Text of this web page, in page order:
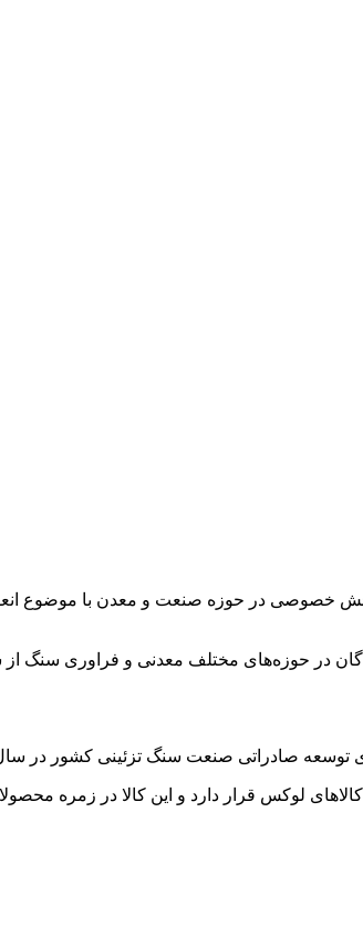
در حوزه صنعت و معدن با موضوع انعقاد
در حوزه‌های مختلف معدنی و فراوری سنگ از
صنعت سنگ تزئینی کشور در سال ۱۴۰۲ را مطرح
لوکس قرار دارد و این کالا در زمره